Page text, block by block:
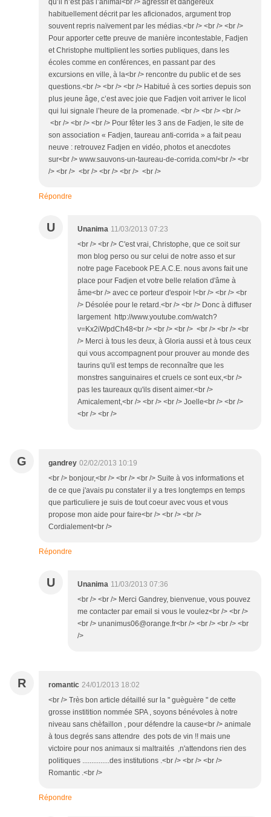
qu’il n’est pas l’animal<br /> agressif et dangereux
habituellement décrit par les aficionados, argument trop
souvent repris naïvement par les médias.<br /> <br /> <br />
Pour apporter cette preuve de manière incontestable, Fadjen
et Christophe multiplient les sorties publiques, dans les
écoles comme en conférences, en passant par des
excursions en ville, à la<br /> rencontre du public et de ses
questions.<br /> <br /> <br /> Habitué à ces sorties depuis son
plus jeune âge, c’est avec joie que Fadjen voit arriver le licol
qui lui signale l’heure de la promenade. <br /> <br /> <br />
<br /> <br /> <br /> Pour fêter les 3 ans de Fadjen, le site de
son association « Fadjen, taureau anti-corrida » a fait peau
neuve : retrouvez Fadjen en vidéo, photos et anecdotes
sur<br /> www.sauvons-un-taureau-de-corrida.com/<br /> <br
/> <br /> <br /> <br /> <br /> <br />
Répondre
U Unanima 11/03/2013 07:23
<br /> <br /> C'est vrai, Christophe, que ce soit sur
mon blog perso ou sur celui de notre asso et sur
notre page Facebook P.E.A.C.E. nous avons fait une
place pour Fadjen et votre belle relation d'âme à
âme<br /> avec ce porteur d'espoir !<br /> <br /> <br
/> Désolée pour le retard.<br /> <br /> Donc à diffuser
largement http://www.youtube.com/watch?
v=Kx2iWpdCh48<br /> <br /> <br /> <br /> <br /> <br
/> Merci à tous les deux, à Gloria aussi et à tous ceux
qui vous accompagnent pour prouver au monde des
taurins qu'il est temps de reconnaître que les
monstres sanguinaires et cruels ce sont eux,<br />
pas les taureaux qu'ils disent aimer.<br />
Amicalement,<br /> <br /> <br /> Joelle<br /> <br />
<br /> <br />
G gandrey 02/02/2013 10:19
<br /> bonjour,<br /> <br /> <br /> Suite à vos informations et
de ce que j'avais pu constater il y a tres longtemps en temps
que particuliere je suis de tout coeur avec vous et vous
propose mon aide pour faire<br /> <br /> <br />
Cordialement<br />
Répondre
U Unanima 11/03/2013 07:36
<br /> <br /> Merci Gandrey, bienvenue, vous pouvez
me contacter par email si vous le voulez<br /> <br />
<br /> unanimus06@orange.fr<br /> <br /> <br /> <br
/>
R romantic 24/01/2013 18:02
<br /> Très bon article détaillé sur la " guèguère " de cette
grosse institition nommée SPA , soyons bénévoles à notre
niveau sans chèfaillon , pour défendre la cause<br /> animale
à tous degrés sans attendre des pots de vin !! mais une
victoire pour nos animaux si maltraités ,n'attendons rien des
politiques ...............des institutions .<br /> <br /> <br />
Romantic .<br />
Répondre